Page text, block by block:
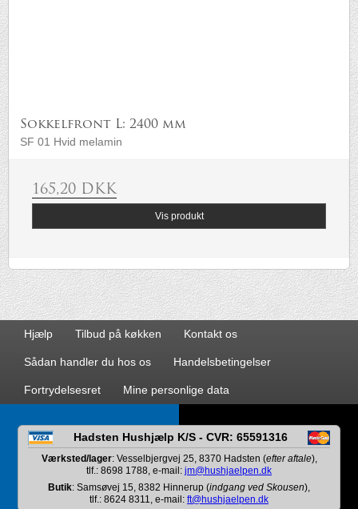
Sokkelfront L: 2400 mm
SF 01 Hvid melamin
165,20 DKK
Vis produkt
Hjælp Tilbud på køkken Kontakt os
Sådan handler du hos os Handelsbetingelser
Fortrydelsesret Mine personlige data
Hadsten Hushjælp K/S - CVR: 65591316
Værksted/lager: Vesselbjergvej 25, 8370 Hadsten (efter aftale),
tlf.: 8698 1788, e-mail: jm@hushjaelpen.dk
Butik: Samsøvej 15, 8382 Hinnerup (indgang ved Skousen),
tlf.: 8624 8311, e-mail: ft@hushjaelpen.dk